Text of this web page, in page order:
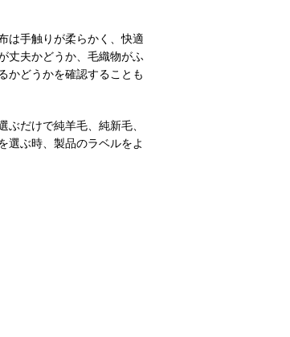
は手触りが柔らかく、快適
丈夫かどうか、毛織物がふ
かどうかを確認することも
だけで純羊毛、純新毛、
選ぶ時、製品のラベルをよ